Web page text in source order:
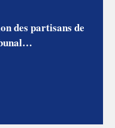
des partisans de